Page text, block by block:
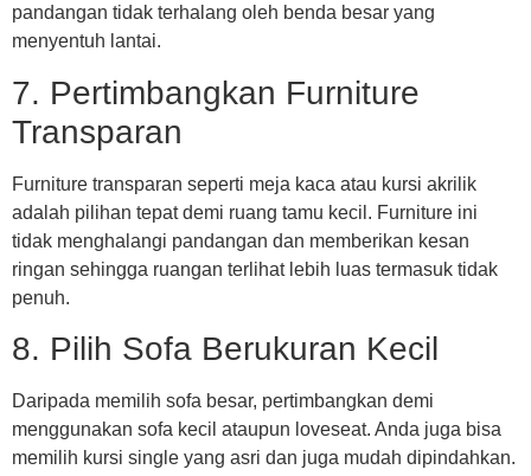
pandangan tidak terhalang oleh benda besar yang
menyentuh lantai.
7. Pertimbangkan Furniture
Transparan
Furniture transparan seperti meja kaca atau kursi akrilik
adalah pilihan tepat demi ruang tamu kecil. Furniture ini
tidak menghalangi pandangan dan memberikan kesan
ringan sehingga ruangan terlihat lebih luas termasuk tidak
penuh.
8. Pilih Sofa Berukuran Kecil
Daripada memilih sofa besar, pertimbangkan demi
menggunakan sofa kecil ataupun loveseat. Anda juga bisa
memilih kursi single yang asri dan juga mudah dipindahkan.